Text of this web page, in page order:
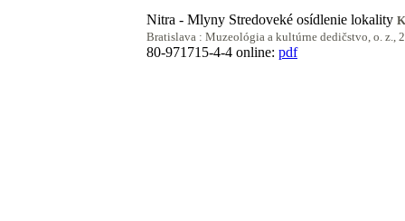
Nitra - Mlyny Stredoveké osídlenie lokality
Bratislava : Muzeológia a kultúrne dedičstvo, o. z.,
80-971715-4-4 online: pdf